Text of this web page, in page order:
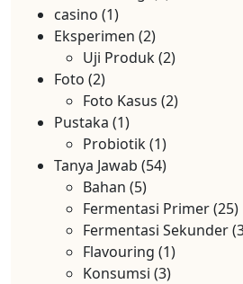
casino (1)
Eksperimen (2)
Uji Produk(2)
Foto (2)
Foto Kasus (2)
Pustaka (1)
Probiotik(1)
Tanya Jawab (54)
Bahan (5)
Fermentasi Primer(25)
Fermentasi Sekunder
Flavouring (1)
Konsumsi (3)